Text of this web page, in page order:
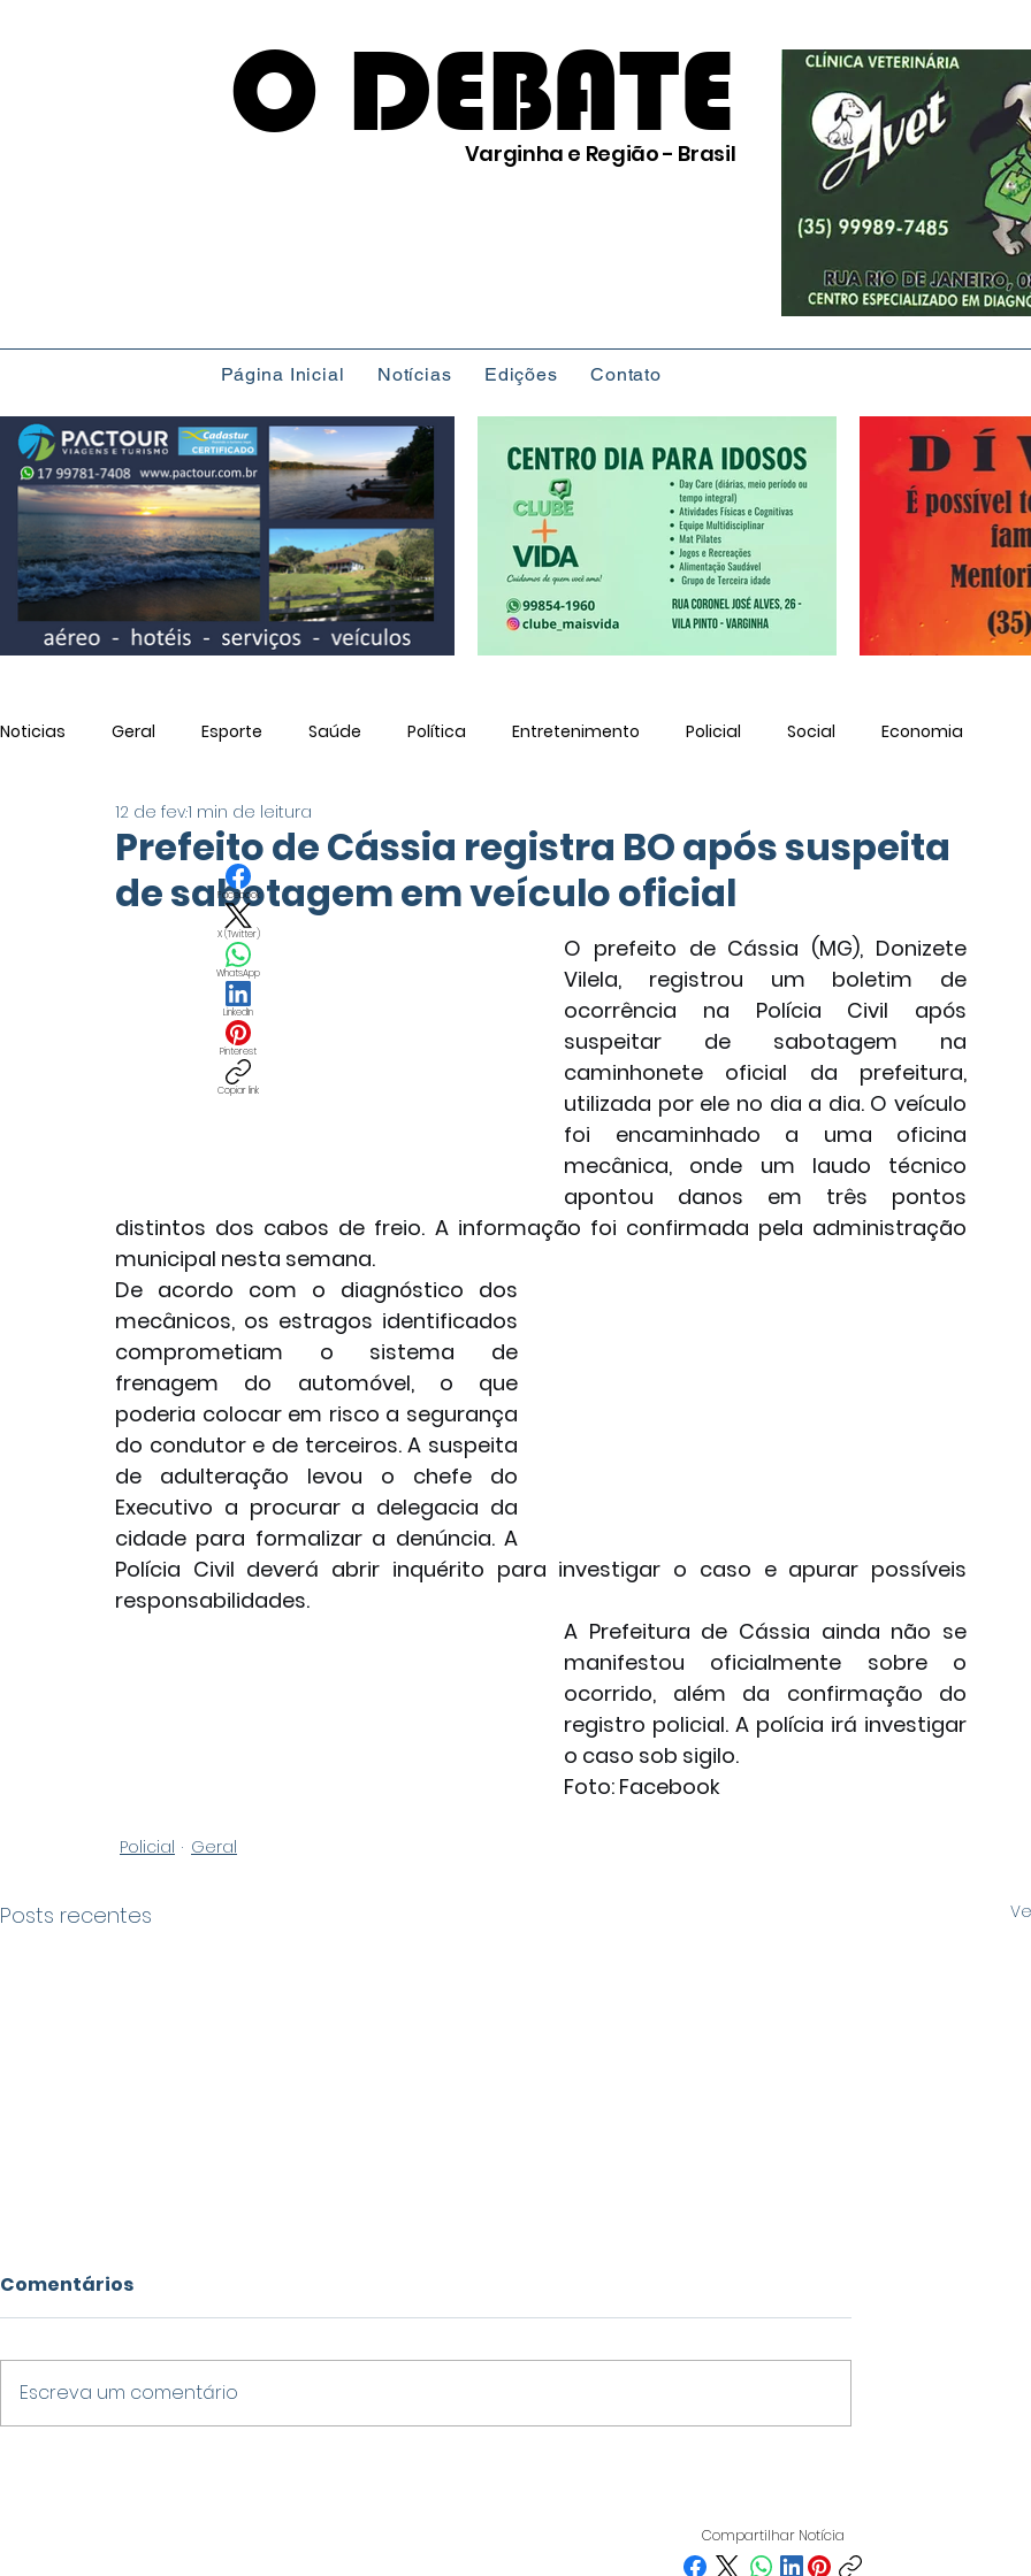
O DEBATE
Varginha e Região - Brasil
Página Inicial Notícias Edições Contato
Noticias Geral Esporte Saúde Política Entretenimento Policial Social Economia
Utilidade PúblicaPrefeito de Cássia registra BO após suspeita
de sabotagem em veículo oficial
12 de fev.1 min de leitura
O prefeito de Cássia (MG), Donizete
Vilela, registrou um boletim de
ocorrência na Polícia Civil após
suspeitar de sabotagem na
caminhonete oficial da prefeitura,
utilizada por ele no dia a dia. O veículo
foi encaminhado a uma oficina
mecânica, onde um laudo técnico
apontou danos em três pontos
distintos dos cabos de freio. A informação foi confirmada pela administração
municipal nesta semana.
De acordo com o diagnóstico dos
mecânicos, os estragos identificados
comprometiam o sistema de
frenagem do automóvel, o que
poderia colocar em risco a segurança
do condutor e de terceiros. A suspeita
de adulteração levou o chefe do
Executivo a procurar a delegacia da
cidade para formalizar a denúncia. A
Polícia Civil deverá abrir inquérito para investigar o caso e apurar possíveis
responsabilidades.
A Prefeitura de Cássia ainda não se
manifestou oficialmente sobre o
ocorrido, além da confirmação do
registro policial. A polícia irá investigar
o caso sob sigilo.
Foto: Facebook
Policial Geral
Posts recentes
MINAS E LANÇA FLÁVIO
ROSCOE, EX-PRESIDENTE
Comentários
Escreva um comentário
Facebook
X (Twitter)
WhatsApp
LinkedIn
Pinterest
Copiar link
Compartilhar Notícia